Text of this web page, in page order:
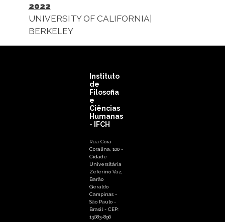
2022
UNIVERSITY OF CALIFORNIA|
BERKELEY
Instituto
de
Filosofia
e
Ciências
Humanas
- IFCH
Rua Cora
Coralina, 100 -
Cidade
Universitária
Zeferino Vaz,
Barão
Geraldo
Campinas -
São Paulo -
Brasil - CEP:
13083-896